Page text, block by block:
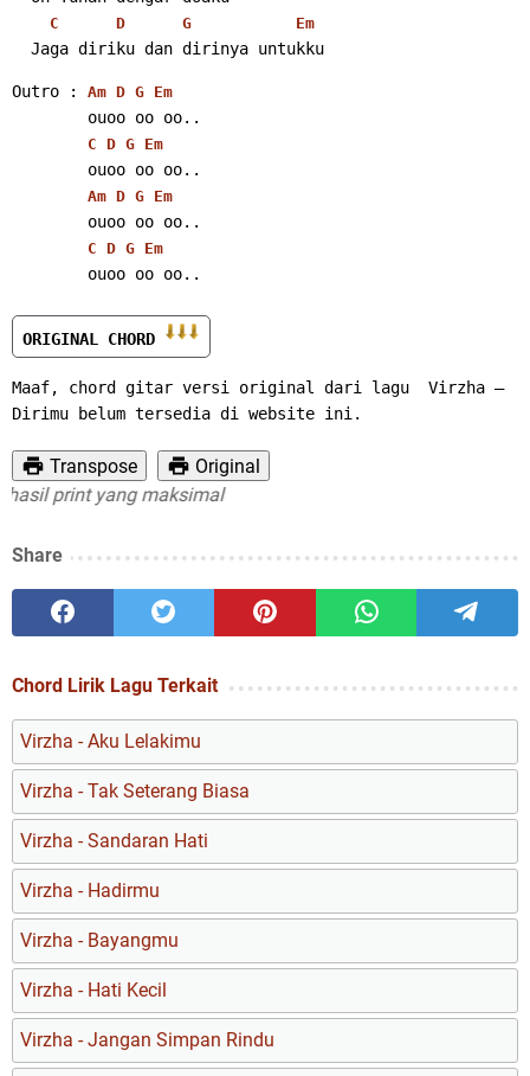
C D G Em
  Jaga diriku dan dirinya untukku
Outro : Am D G Em
        ouoo oo oo..
C D G Em
        ouoo oo oo..
Am D G Em
        ouoo oo oo..
C D G Em
        ouoo oo oo..
ORIGINAL CHORD
Maaf, chord gitar versi original dari lagu  Virzha –
Dirimu belum tersedia di website ini.
Transpose
Original
print yang maksimal
Share
Chord Lirik Lagu Terkait
Virzha - Aku Lelakimu
Virzha - Tak Seterang Biasa
Virzha - Sandaran Hati
Virzha - Hadirmu
Virzha - Bayangmu
Virzha - Hati Kecil
Virzha - Jangan Simpan Rindu